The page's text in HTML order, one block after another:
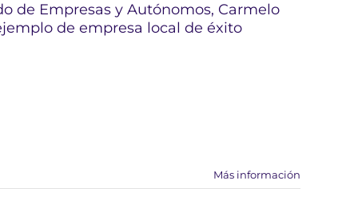
de Empresas y Autónomos, Carmelo
de empresa local de éxito
Más información